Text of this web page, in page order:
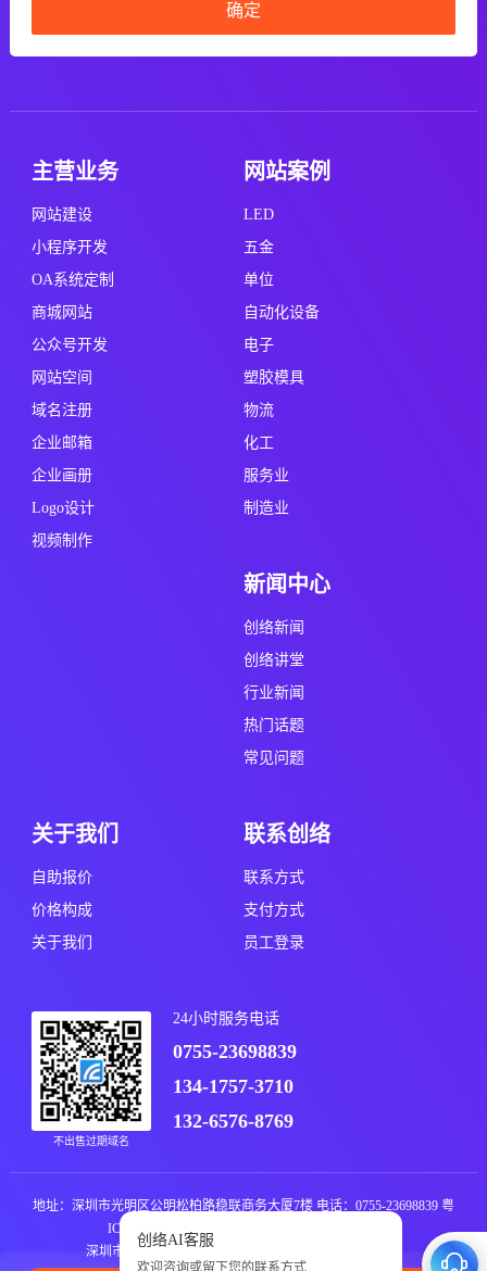
确定
主营业务
网站建设
小程序开发
OA系统定制
商城网站
公众号开发
网站空间
域名注册
企业邮箱
企业画册
Logo设计
视频制作
网站案例
LED
五金
单位
自动化设备
电子
塑胶模具
物流
化工
服务业
制造业
新闻中心
创络新闻
创络讲堂
行业新闻
热门话题
常见问题
关于我们
自助报价
价格构成
关于我们
联系创络
联系方式
支付方式
员工登录
不出售过期域名
24小时服务电话
0755-23698839
134-1757-3710
132-6576-8769
地址：深圳市光明区公明松柏路稳联商务大厦7楼 电话：0755-23698839 粤
ICP备11019076号
深圳市创络科技有限公司 版权所有 © All rights reserved.